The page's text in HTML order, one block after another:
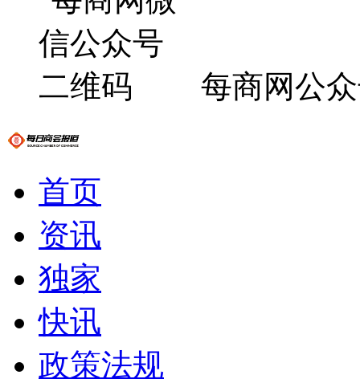
每商网公
首页
资讯
独家
快讯
政策法规